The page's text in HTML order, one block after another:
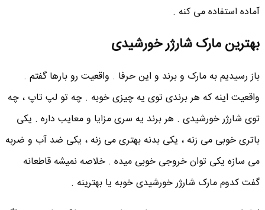
آماده استفاده می کنه .
بهترین مارک شارژر خورشیدی
باز رسیدیم به مارک و برند و این حرفا . واقعیت رو بارها گفتم .
واقعیت اینه که هر برندی توی یه چیزی خوبه . چه تو لپ تاپ ، چه
توی شارژر خورشیدی . هر برند یه سری مزایا و معایب داره . یکی
باتری خوبی می زنه ، یکی بدنه بهتری می زنه ، یکی ضد آب و ضربه
می سازه یکی توان خروجی خوبی میده . خلاصه نمیشه قاطعانه
گفت کدوم مارک شارژر خورشیدی خوبه یا بهترینه .